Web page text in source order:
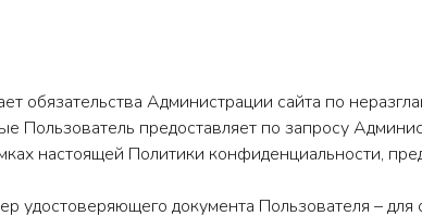
обязательства Администрации сайта по
предоставляет по запросу
настоящей Политики конфиденциальности,
документа Пользователя – для